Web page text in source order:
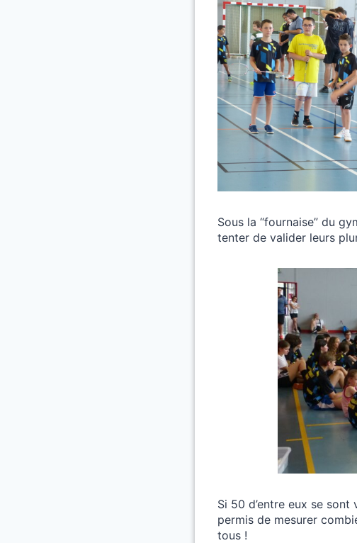
Sous la “fournaise” du
tenter de valider leurs
Si 50 d’entre eux se
permis de mesurer
tous !